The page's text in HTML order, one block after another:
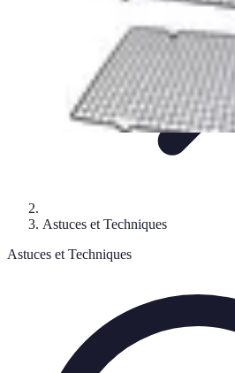
Astuces et Techniques
Astuces et Techniques